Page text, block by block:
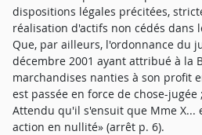
dispositions légales précitées,
réalisation d'actifs non cédés dans
Que, par ailleurs, l'ordonnance du
décembre 2001 ayant attribué à la
marchandises nanties à son profit
est passée en force de chose-jugée ;
Attendu qu'il s'ensuit que Mme X...
action en nullité» (arrêt p. 6).